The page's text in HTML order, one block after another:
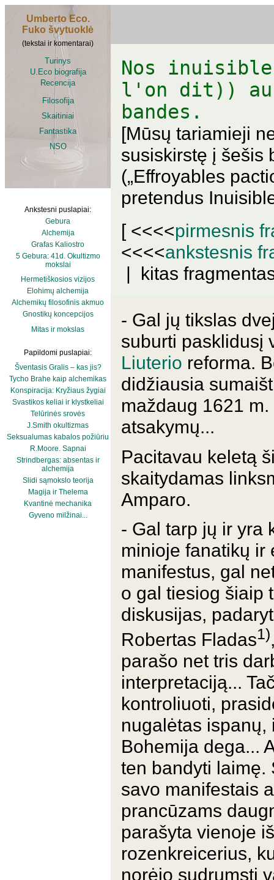
Umberto Eco.
Fuko švytuoklė
(tekstai ir komentarai)
Turinys
U.Eco biografija
Recencija
Filosofija
Skaitiniai
Fantastika
NSO
Ankstesni puslapiai:
Gebura
Alchemija
Grafas Kaliostro
5 Gebura: 41d. Okultizmo
mokslai
Hermetiškosios vizijos
Elohimų alchemija
Alchemikų filosofinis akmuo
Gnostikų koncepcijos
Mitas ir mokslas
Papildomi puslapiai:
Šventasis Gralis – kas jis?
Tycho Brahe kaip alchemikas
Konspiracija: Kryžiaus žygiai
Svastikos keliai ir klystkeliai
Telūrinės srovės
J.Smith okultizmas
Seksualumas kabalos požiūriu
R.Moore. Sapnai
Strindbergas: absentas ir
alchemija
Slidi sąmokslo teorija
Magija ir Thelema
Kvantinė mechanika
Gyveno milžinai...
Nos
l'on dit)) au
bandes.
[Mūsų tariamieji
susiskirstę į šešis
(„Effroyables
pretendus
[ <<<<pirmesnis
<<<<ankstesnis
| kitas
- Gal jų tikslas
suburti pasklidusį
Liuterio reforma.
didžiausia
maždaug 1621
atsakymų...
Pacitavau keletą
skaitydamas
Amparo.
- Gal tarp jų ir yra
minioje fanatikų ir
manifestus, gal
o gal tiesiog šiaip
diskusijas,
Robertas Fladas1)
parašo net tris
interpretaciją...
kontroliuoti,
nugalėtas
Bohemija dega...
ten bandyti laimę.
savo manifestais
prancūzams
parašyta vienoje
rozenkreicerius,
norėjo sudrumsti